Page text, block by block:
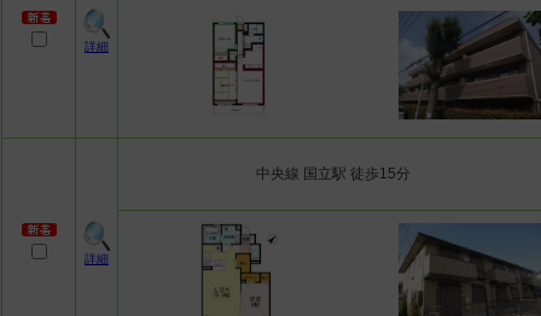
詳細
詳細
中央線 国立駅 徒歩15分